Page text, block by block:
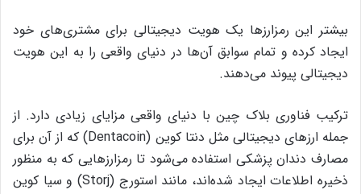
بیشتر این رمزارزها یک هویت دیجیتالی برای مشتری‌های خود
ایجاد کرده و تمام سوابق آن‌ها در دنیای واقعی را به این هویت
دیجیتالی پیوند می‌دهند.
ترکیب فناوری بلاک چین با دنیای واقعی مزایای زیادی دارد. از
جمله ارزهای دیجیتالی مثل دنتا کوین (Dentacoin) که از آن برای
مصارف دندان پزشکی استفاده می‌شود تا رمزارزهایی که به منظور
ذخیره اطلاعات ایجاد شده‌اند، مانند استورج (Storj) و سیا کوین